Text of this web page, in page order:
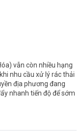
vẫn còn nhiều hạng
nhu cầu xử lý rác thải
địa phương đang
nhanh tiến độ để sớm